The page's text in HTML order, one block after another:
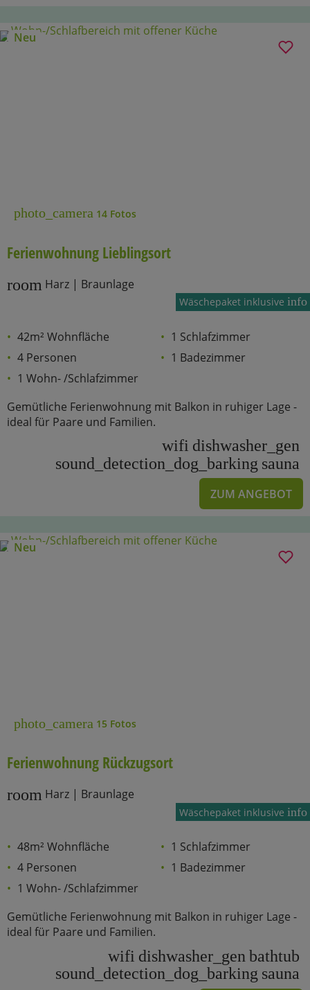
Neu
photo_camera 14 Fotos
Ferienwohnung Lieblingsort
room Harz | Braunlage
Wäschepaket inklusiveinfo
42m² Wohnfläche
4 Personen
1 Wohn- /Schlafzimmer
1 Schlafzimmer
1 Badezimmer
Gemütliche Ferienwohnung mit Balkon in ruhiger Lage -
ideal für Paare und Familien.
wifi dishwasher_gen
sound_detection_dog_barking sauna
ZUM ANGEBOT
Neu
photo_camera 15 Fotos
Ferienwohnung Rückzugsort
room Harz | Braunlage
Wäschepaket inklusiveinfo
48m² Wohnfläche
4 Personen
1 Wohn- /Schlafzimmer
1 Schlafzimmer
1 Badezimmer
Gemütliche Ferienwohnung mit Balkon in ruhiger Lage -
ideal für Paare und Familien.
wifi dishwasher_genbathtub
sound_detection_dog_barking sauna